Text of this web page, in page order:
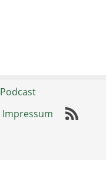
Podcast
Impressum